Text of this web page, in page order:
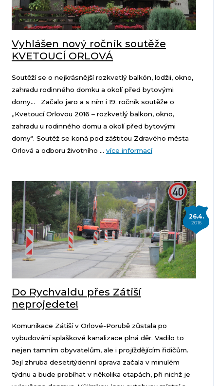
Vyhlášen nový ročník soutěže
KVETOUCÍ ORLOVÁ
Soutěží se o nejkrásnější rozkvetlý balkón, lodžii, okno,
zahradu rodinného domku a okolí před bytovými
domy… Začalo jaro a s ním i 19. ročník soutěže o
„Kvetoucí Orlovou 2016 – rozkvetlý balkon, okno,
zahradu u rodinného domu a okolí před bytovými
domy“. Soutěž se koná pod záštitou Zdravého města
Orlová a odboru životního ... více informací
26.4.
2016
Do Rychvaldu přes Zátiší
neprojedete!
Komunikace Zátiší v Orlové-Porubě zůstala po
vybudování splaškové kanalizace plná děr. Vadilo to
nejen tamním obyvatelům, ale i projíždějícím řidičům.
Její zhruba desetitýdenní oprava začala v minulém
týdnu a bude probíhat v několika etapách, při nichž je